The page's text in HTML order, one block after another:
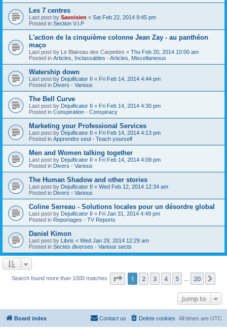
Les 7 centres
Last post by Savoisien « Sat Feb 22, 2014 9:45 pm
Posted in Section V.I.P
L'action de la cinquième colonne Jean Zay - au panthéon
maço
Last post by Le Blaireau des Carpettes « Thu Feb 20, 2014 10:00 am
Posted in Articles, Inclassables - Articles, Miscellaneous
Watership down
Last post by Dejuificator II « Fri Feb 14, 2014 4:44 pm
Posted in Divers - Various
The Bell Curve
Last post by Dejuificator II « Fri Feb 14, 2014 4:30 pm
Posted in Conspiration - Conspiracy
Marketing your Professional Services
Last post by Dejuificator II « Fri Feb 14, 2014 4:13 pm
Posted in Apprendre seul - Teach yourself
Men and Women talking together
Last post by Dejuificator II « Fri Feb 14, 2014 4:09 pm
Posted in Divers - Various
The Human Shadow and other stories
Last post by Dejuificator II « Wed Feb 12, 2014 12:34 am
Posted in Divers - Various
Coline Serreau - Solutions locales pour un désordre global
Last post by Dejuificator II « Fri Jan 31, 2014 4:49 pm
Posted in Reportages - TV Reports
Daniel Kimon
Last post by Libris « Wed Jan 29, 2014 12:29 am
Posted in Sectes diverses - Various sects
Search found more than 1000 matches Page 1of 20
1 2 3 4 5 20
Jump to
Board index All times are UTC
Delete cookies
Contact us